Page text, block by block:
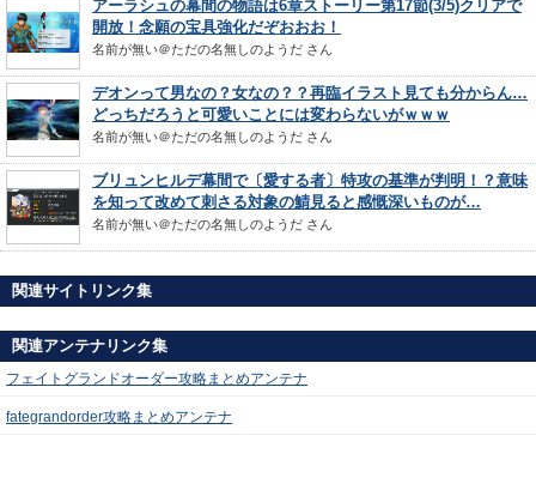
アーラシュの幕間の物語は6章ストーリー第17節(3/5)クリアで
開放！念願の宝具強化だぞおおお！
名前が無い＠ただの名無しのようだ さん
デオンって男なの？女なの？？再臨イラスト見ても分からん…
どっちだろうと可愛いことには変わらないがｗｗｗ
名前が無い＠ただの名無しのようだ さん
ブリュンヒルデ幕間で〔愛する者〕特攻の基準が判明！？意味
を知って改めて刺さる対象の鯖見ると感慨深いものが…
名前が無い＠ただの名無しのようだ さん
関連サイトリンク集
関連アンテナリンク集
フェイトグランドオーダー攻略まとめアンテナ
fategrandorder攻略まとめアンテナ